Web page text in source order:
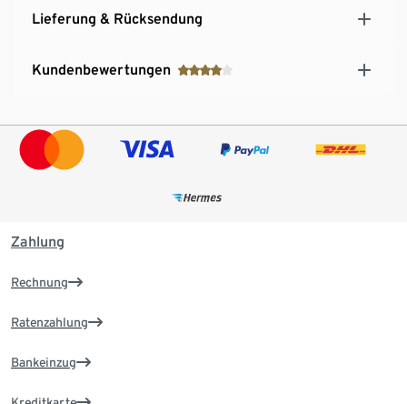
Lieferung & Rücksendung
Kundenbewertungen
Zahlung
Rechnung
Ratenzahlung
Bankeinzug